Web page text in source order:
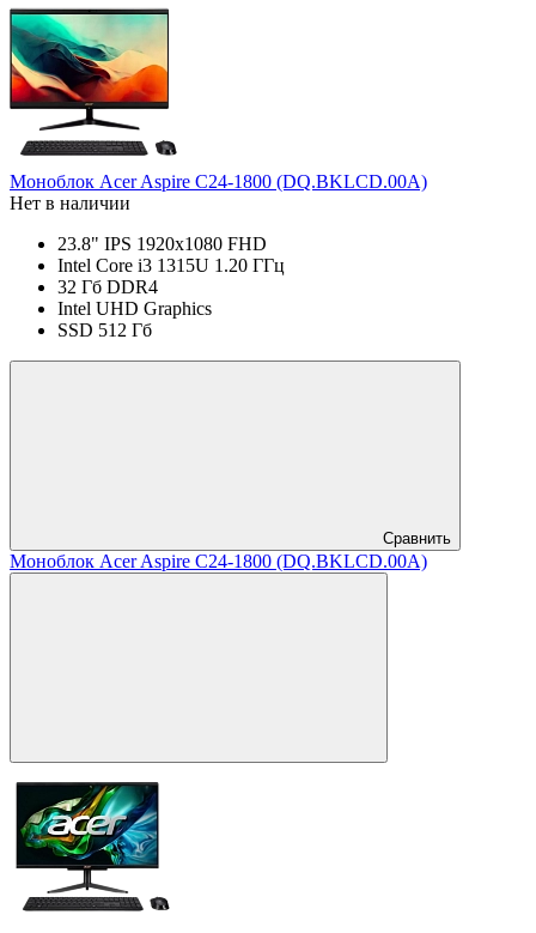
Моноблок Acer Aspire C24-1800 (DQ.BKLCD.00A)
Нет в наличии
23.8" IPS 1920x1080 FHD
Intel Core i3 1315U 1.20 ГГц
32 Гб DDR4
Intel UHD Graphics
SSD 512 Гб
Сравнить
Моноблок Acer Aspire C24-1800 (DQ.BKLCD.00A)